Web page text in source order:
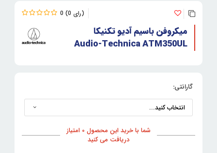
0 0
میکروفن باسیم آدیو تکنیکا
Audio-Technica ATM350UL
گارانتی:
شما با خرید این محصول 0 امتیاز
دریافت می کنید